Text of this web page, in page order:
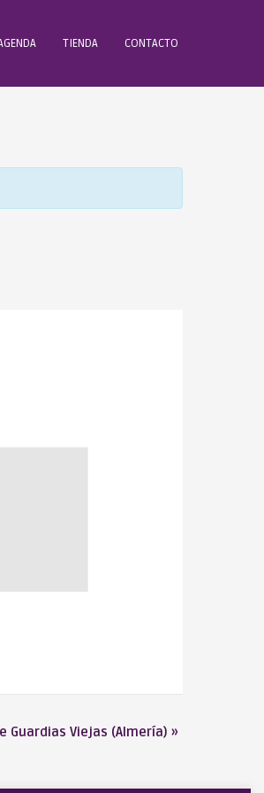
TIENDA CONTACTO
Guardias Viejas (Almería) »